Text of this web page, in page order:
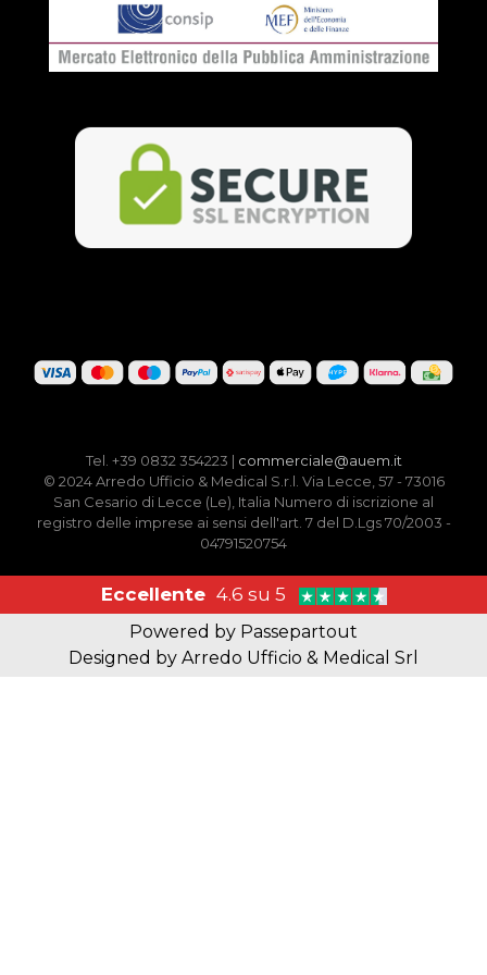
Tel. +39 0832 354223 | commerciale@auem.it
© 2024 Arredo Ufficio & Medical S.r.l. Via Lecce, 57 - 73016
San Cesario di Lecce (Le), Italia Numero di iscrizione al
registro delle imprese ai sensi dell'art. 7 del D.Lgs 70/2003 -
04791520754
Eccellente 4.6 su 5
Powered by Passepartout
Designed by Arredo Ufficio & Medical Srl